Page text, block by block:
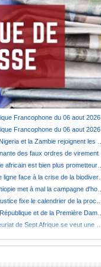
Francophone du 06 aout 2026
Francophone du 06 aout 2026
la Zambie rejoignent les quarts de finale
des faux ordres de virement
plus prometteur que ne le laissent penser les chiffres
face à la crise de la biodiversité
mal la campagne d'hostilité menée par Le Caire
de la procédure engagée par la RDC contre le Rwanda
et de la Première Dame à Yamoussoukro
veut une plateforme de mobilisation des investissements